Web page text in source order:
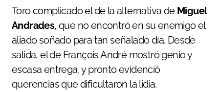
Toro complicado el de la alternativa de Miguel
Andrades, que no encontró en su enemigo el
aliado soñado para tan señalado día. Desde
salida, el de François André mostró genio y
escasa entrega, y pronto evidenció
querencias que dificultaron la lidia.